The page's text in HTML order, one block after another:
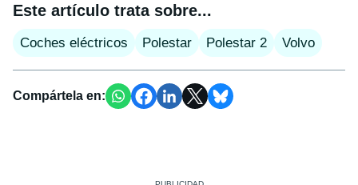
Este artículo trata sobre...
Coches eléctricos Polestar Polestar 2 Volvo
Compártela en: